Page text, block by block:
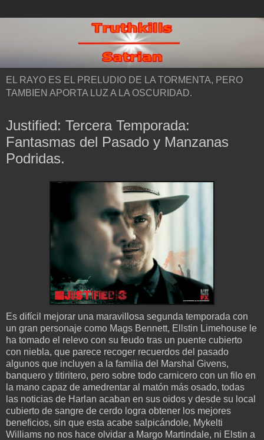
EL RAYO ES EL PRELUDIO DE LA TORMENTA, PERO
TAMBIEN APORTA LUZ A LA OSCURIDAD.
Justified: Tercera Temporada:
Fantasmas del Pasado y Manzanas
Podridas.
Es difícil mejorar una maravillosa segunda temporada con
un gran personaje como Mags Bennett, Ellstin Limehouse le
ha tomado el relevo con su feudo tras un puente cubierto
con niebla, que parece recoger recuerdos del pasado
algunos que incluyen a la familia del Marshal Givens,
banquero y titiritero, pero sobre todo carnicero con un filo en
la mano capaz de amedrentar al matón más osado, todas
las noticias de Harlan acaban en sus oidos y desde su local
cubierto de sangre de cerdo logra obtener los mejores
beneficios, sin que esta acabe salpicándole, Mykelti
Williams no nos hace olvidar a Margo Martindale, ni Elstin a